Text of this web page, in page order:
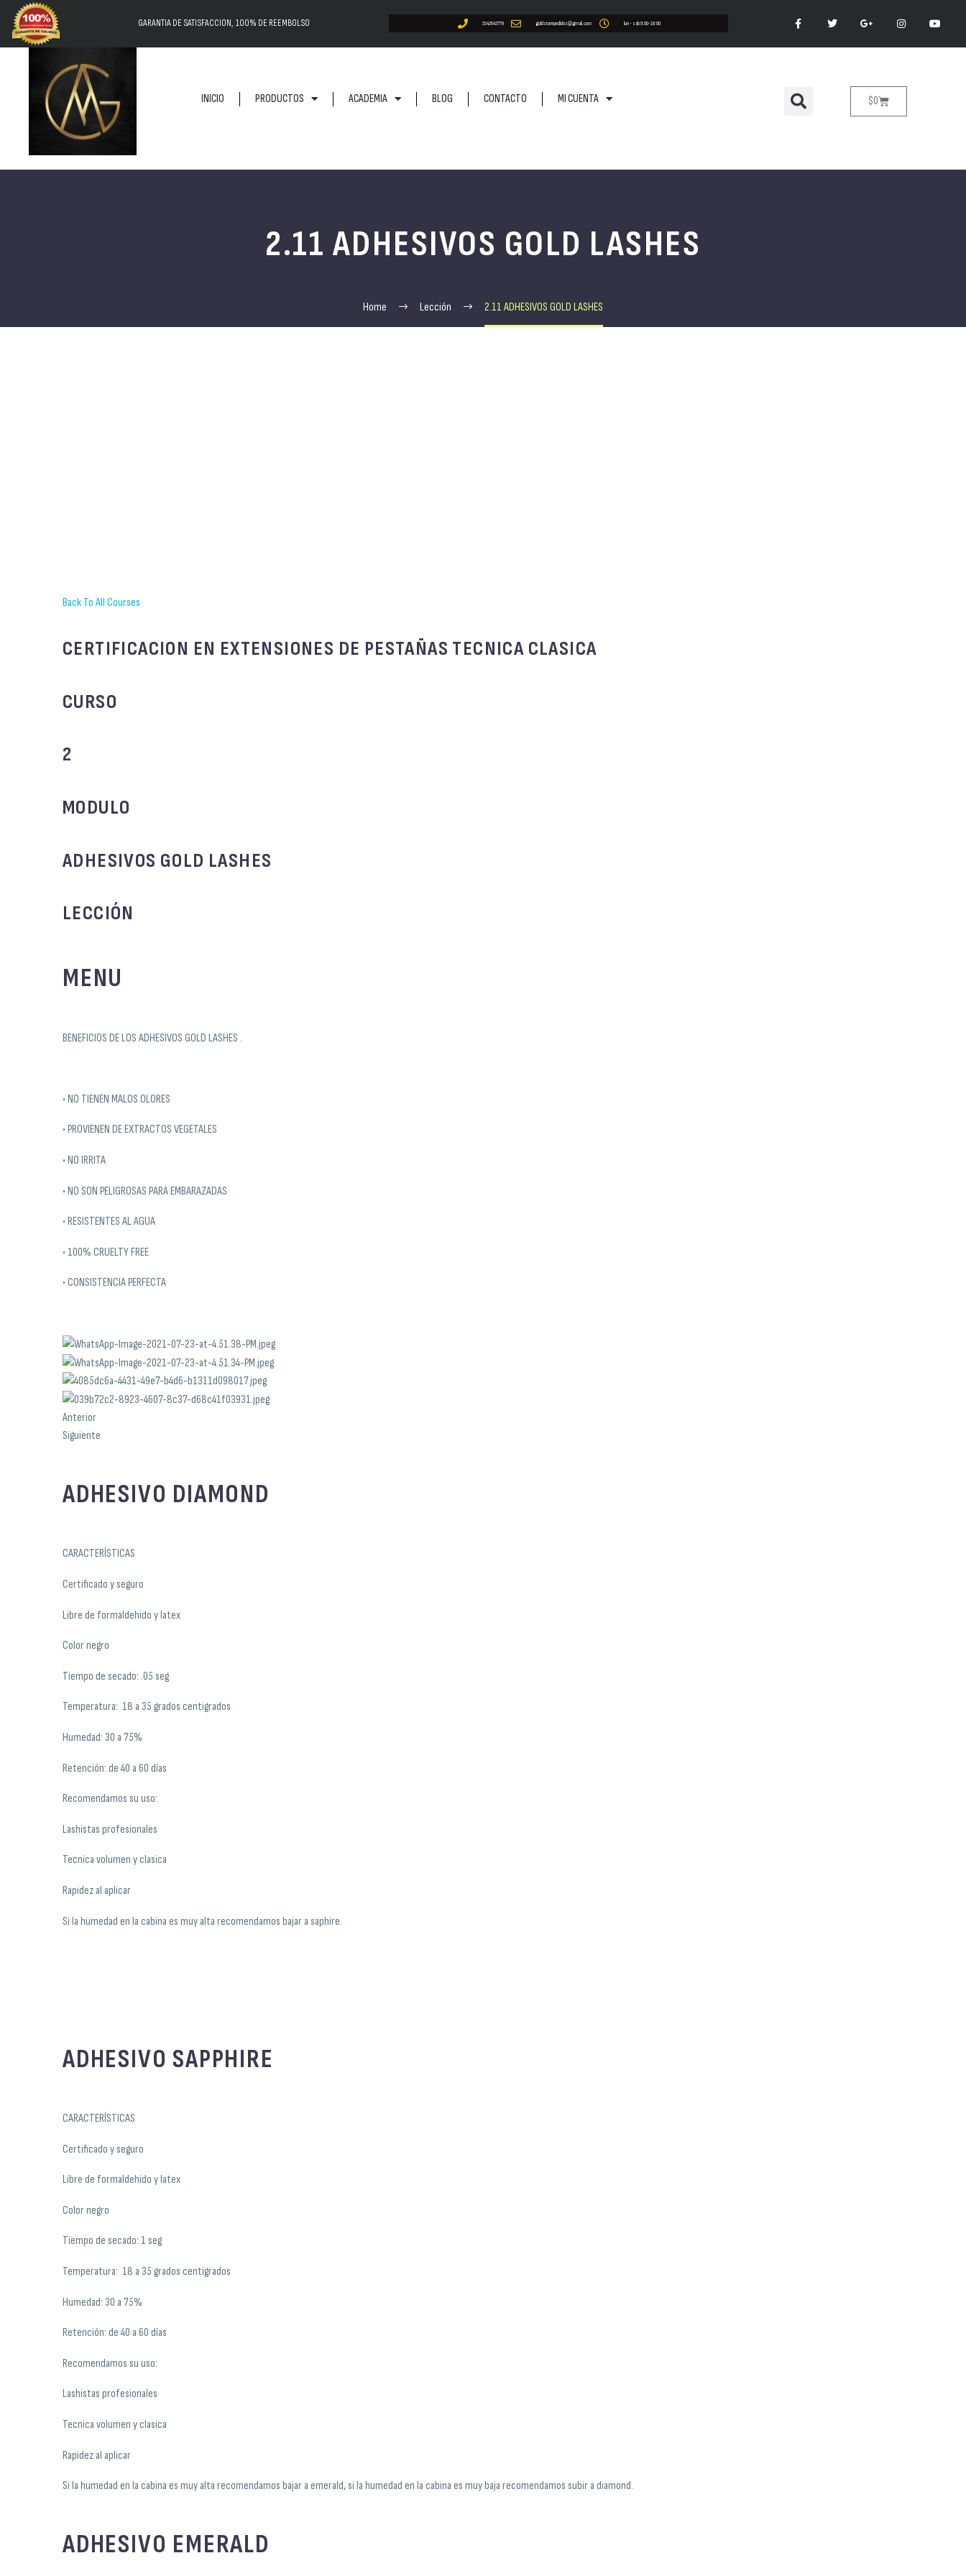
GARANTIA DE SATISFACCION, 100% DE REEMBOLSO 5542645779 goldstorepedidos@gmail.com lun - sab 9:00-18:00
INICIO PRODUCTOS ACADEMIA BLOG CONTACTO MI CUENTA $0
2.11 ADHESIVOS GOLD LASHES
Home Lección 2.11 ADHESIVOS GOLD LASHES
Back To All Courses
CERTIFICACION EN EXTENSIONES DE PESTAÑAS TECNICA CLASICA
CURSO
2
MODULO
ADHESIVOS GOLD LASHES
LECCIÓN
MENU
BENEFICIOS DE LOS ADHESIVOS GOLD LASHES .
• NO TIENEN MALOS OLORES
• PROVIENEN DE EXTRACTOS VEGETALES
• NO IRRITA
• NO SON PELIGROSAS PARA EMBARAZADAS
• RESISTENTES AL AGUA
• 100% CRUELTY FREE
• CONSISTENCIA PERFECTA
Anterior
Siguiente
ADHESIVO DIAMOND
CARACTERÍSTICAS
Certificado y seguro
Libre de formaldehido y latex
Color negro
Tiempo de secado: .05 seg
Temperatura: 18 a 35 grados centigrados
Humedad: 30 a 75%
Retención: de 40 a 60 días
Recomendamos su uso:
Lashistas profesionales
Tecnica volumen y clasica
Rapidez al aplicar
Si la humedad en la cabina es muy alta recomendamos bajar a saphire.
ADHESIVO SAPPHIRE
CARACTERÍSTICAS
Certificado y seguro
Libre de formaldehido y latex
Color negro
Tiempo de secado: 1 seg
Temperatura: 18 a 35 grados centigrados
Humedad: 30 a 75%
Retención: de 40 a 60 días
Recomendamos su uso:
Lashistas profesionales
Tecnica volumen y clasica
Rapidez al aplicar
Si la humedad en la cabina es muy alta recomendamos bajar a emerald, si la humedad en la cabina es muy baja recomendamos subir a diamond.
ADHESIVO EMERALD